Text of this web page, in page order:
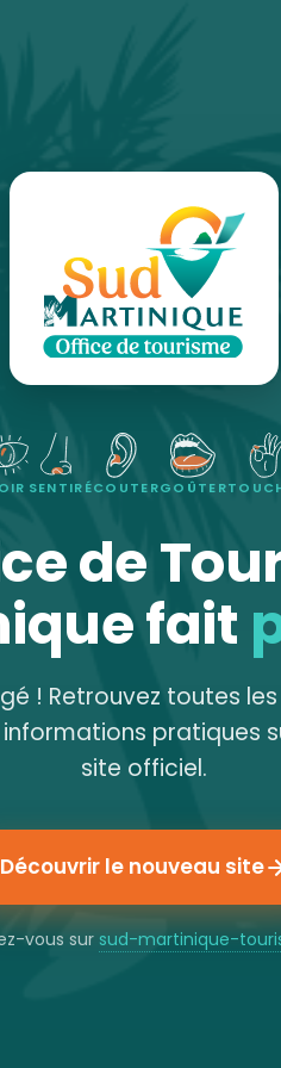
SENTIRÉCOUTERGOÛTER
de
fait
! Retrouvez toutes
pratiques
site officiel.
Découvrir le nouveau site
vous sur sud-martinique-